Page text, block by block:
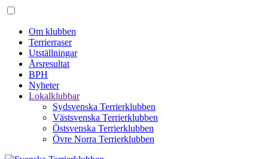
Om klubben
Terrierraser
Utställningar
Årsresultat
BPH
Nyheter
Lokalklubbar
Sydsvenska Terrierklubben
Västsvenska Terrierklubben
Östsvenska Terrierklubben
Övre Norra Terrierklubben